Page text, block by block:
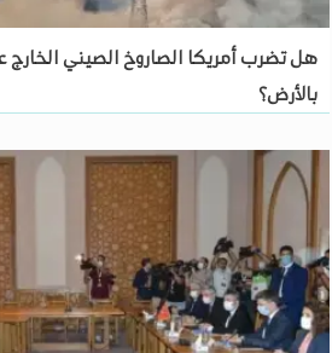
هل تضرب أمريكا الصاروخ الصيني الخارج
بالأرض؟